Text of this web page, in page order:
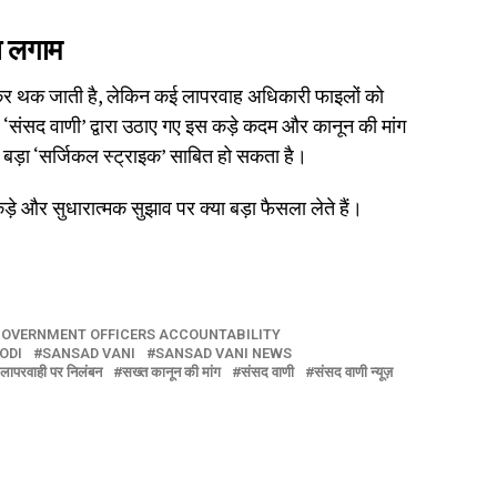
लगाम
जाती है, लेकिन कई लापरवाह अधिकारी फाइलों को
वाणी’ द्वारा उठाए गए इस कड़े कदम और कानून की मांग
‘सर्जिकल स्ट्राइक’ साबित हो सकता है।
और सुधारात्मक सुझाव पर क्या बड़ा फैसला लेते हैं।
OFFICERS ACCOUNTABILITY
SANSAD VANI
SANSAD VANI NEWS
लापरवाही पर निलंबन
सख्त कानून की मांग संसद वाणी संसद वाणी न्यूज़